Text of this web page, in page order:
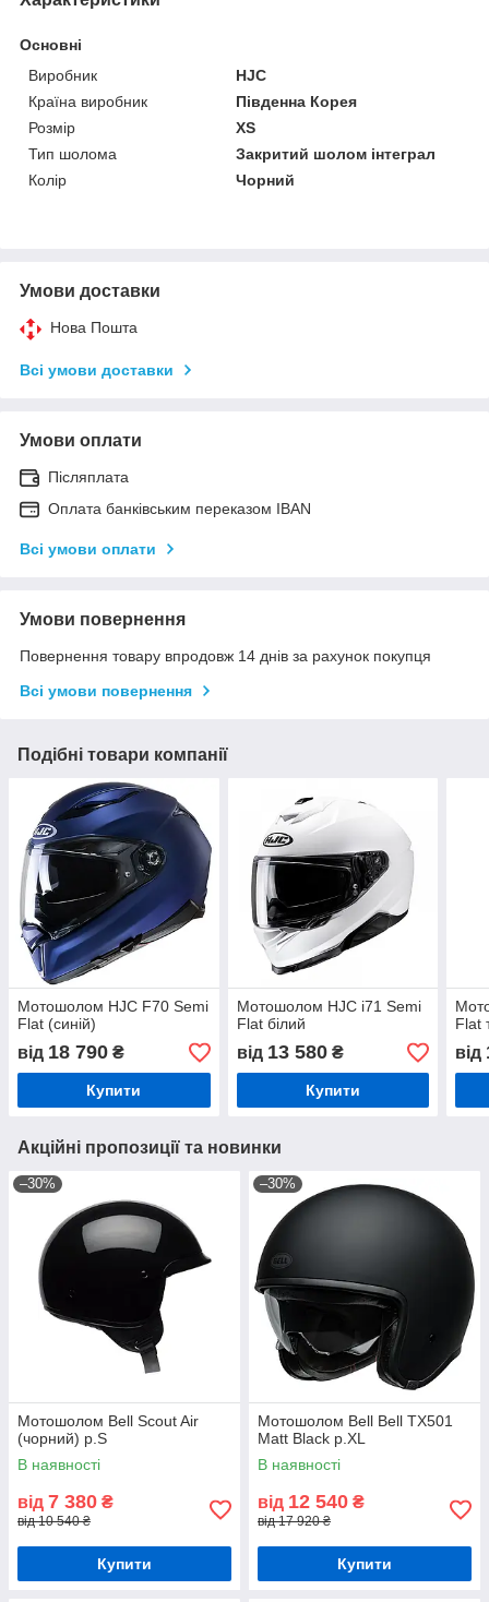
Основні
Виробник
HJC
Країна виробник
Південна Корея
Розмір
XS
Тип шолома
Закритий шолом інтеграл
Колір
Чорний
Умови доставки
Нова Пошта
Всі умови доставки
Умови оплати
Післяплата
Оплата банківським переказом IBAN
Всі умови оплати
Умови повернення
Повернення товару впродовж 14 днів за рахунок покупця
Всі умови повернення
Подібні товари компанії
Мотошолом HJC F70 Semi
Flat (синій)
від 18 790 ₴
Купити
Мотошолом HJC i71 Semi
Flat білий
від 13 580₴
Купити
Flat
від
Акційні пропозиції та новинки
–30%
Мотошолом Bell Scout Air
(чорний) р.S
В наявності
від 7 380 ₴
від 10 540 ₴
Купити
–30%
Мотошолом Bell Bell TX501
Matt Black р.XL
В наявності
від 12 540 ₴
від 17 920 ₴
Купити